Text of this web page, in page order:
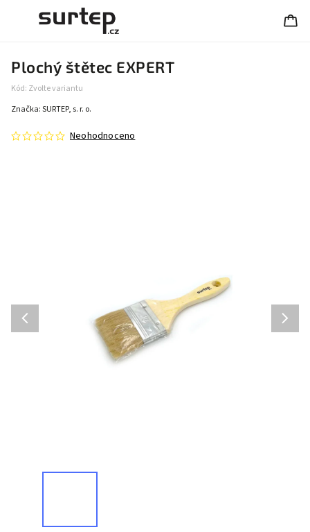
Plochý štětec EXPERT
Kód: Zvolte variantu
Neohodnoceno
Značka:SURTEP, s. r. o.